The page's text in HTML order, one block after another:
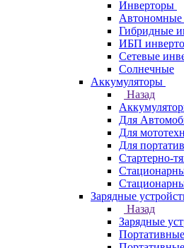
Инверторы
Автономные
Гибридные
ИБП
Сетевые
Солнечные
Аккумуляторы
Назад
Для
Для
Для
Стартерно-
Зарядные
Назад
Зарядные
Портативные